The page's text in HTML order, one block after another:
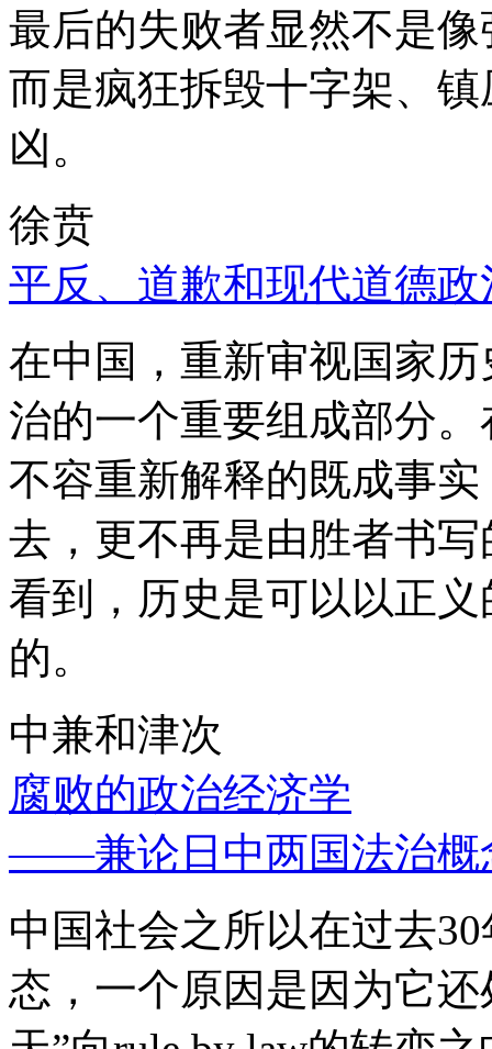
最后的失败者显然不是
而是疯狂拆毁十字架、
凶。
徐贲
平反、道歉和现代道德政
在中国，重新审视国家
治的一个重要组成部分
不容重新解释的既成事
去，更不再是由胜者书
看到，历史是可以以正
的。
中兼和津次
腐败的政治经济学
——兼论日中两国法治概
中国社会之所以在过去
态，一个原因是因为它